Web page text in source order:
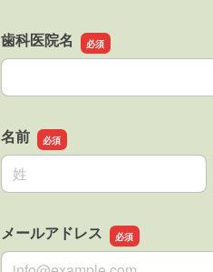
歯科医院名
歯科医院名
名前
名前の姓
メールアドレス
メールアドレス